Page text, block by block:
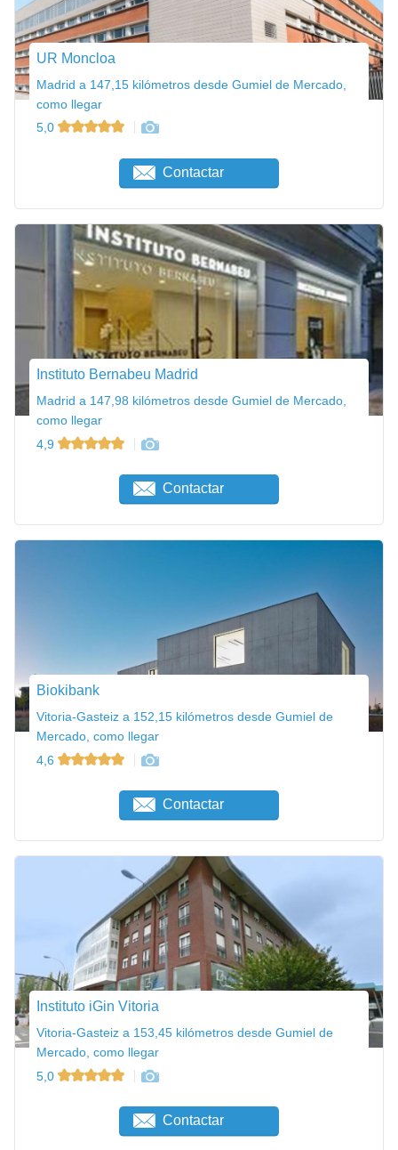
UR Moncloa
Madrid a 147,15 kilómetros desde Gumiel de Mercado,
como llegar
5,0
Contactar
Instituto Bernabeu Madrid
Madrid a 147,98 kilómetros desde Gumiel de Mercado,
como llegar
4,9
Contactar
Biokibank
Vitoria-Gasteiz a 152,15 kilómetros desde Gumiel de
Mercado, como llegar
4,6
Contactar
Instituto iGin Vitoria
Vitoria-Gasteiz a 153,45 kilómetros desde Gumiel de
Mercado, como llegar
5,0
Contactar